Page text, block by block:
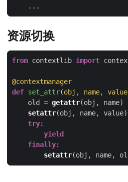
资源切换
from contextlib import
@contextmanager
def set_attr(obj, name, value
    old =
getattr
setattr
try
yield
finally
setattr